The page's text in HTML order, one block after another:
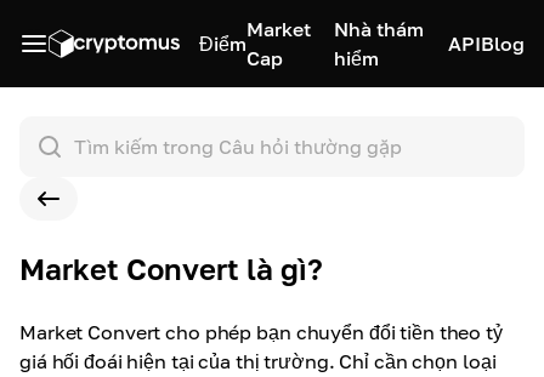
Điểm
Market
Cap
Nhà thám
hiểm
APIBlog
Market Convert là gì?
Market Convert cho phép bạn chuyển đổi tiền theo tỷ
giá hối đoái hiện tại của thị trường. Chỉ cần chọn loại